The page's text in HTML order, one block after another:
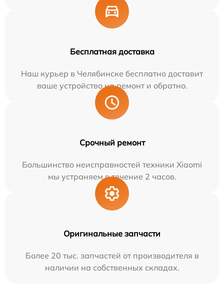
Бесплатная доставка
Наш курьер в Челябинске бесплатно доставит
ваше устройство на ремонт и обратно.
Срочный ремонт
Большинство неисправностей техники Xiaomi
мы устраняем в течение 2 часов.
Оригинальные запчасти
Более 20 тыс. запчастей от производителя в
наличии на собственных складах.